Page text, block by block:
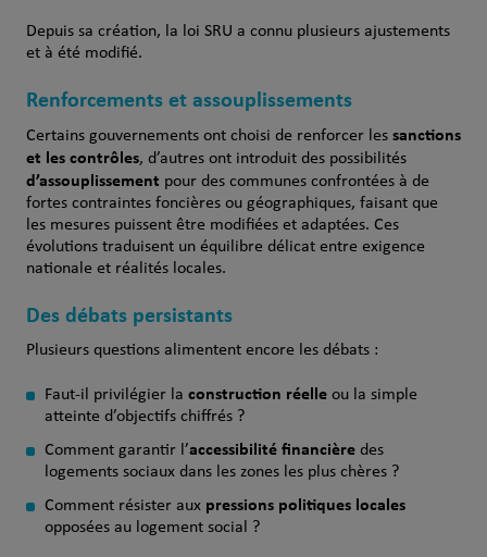
Depuis sa création, la loi SRU a connu plusieurs ajustements
et à été modifié.
Renforcements et assouplissements
Certains gouvernements ont choisi de renforcer les sanctions
et les contrôles, d’autres ont introduit des possibilités
d’assouplissement pour des communes confrontées à de
fortes contraintes foncières ou géographiques, faisant que
les mesures puissent être modifiées et adaptées. Ces
évolutions traduisent un équilibre délicat entre exigence
nationale et réalités locales.
Des débats persistants
Plusieurs questions alimentent encore les débats :
Faut‑il privilégier la construction réelleou la simple
atteinte d’objectifs chiffrés ?
Comment garantir l’accessibilité financièredes
logements sociaux dans les zones les plus chères ?
Comment résister aux pressions politiques locales
opposées au logement social ?